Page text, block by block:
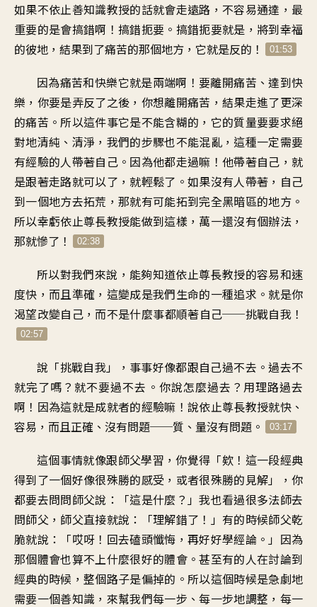
如果不依止善知識教授的話就會走遠路 ， 不容易通達 ， 最
重要的是會搞錯啊 ！搞錯扼要 。 搞錯扼要就是 ， 將到幸福
的彼地 ， 結果到了痛苦的那個地方 ， 它就是反的 ！ 01:53
因為痛苦和快樂它就是兩端啊 ！要離開痛苦、達到快
樂 ， 你要是弄反了之後 ， 你想離開痛苦 ，結果走進了更深
的痛苦 。所以這件事它是不能含糊的 ， 它的質量要要求絕
對地清純、清淨 ， 我們的步驟也不能混亂 ， 這種一定需要
有經驗的人帶著自己 。 因為他都走過嘛 ！他帶著自己 ，就
是跟著走路就可以了 ，就輕鬆了 。如果沒有人帶著 ， 自己
到一個地方去拓荒 ，那就有可能拓到完全黑暗區的地方 。
所以幸虧依止尊長教授能做到這樣 ， 萬一還沒有個辦法，
那就慘了 ！ 02:38
所以對我們來說 ， 能夠知道依止尊長教授的容易和速
度快，而且準確 ， 這變成是我們生命的一種追求 。就是你
渴望改變自己 ，而不是什麼事都順著自己──挑戰自我 ！
02:57
說「挑戰自我」， 事事好像都跟自己過不去 。過去不
就完了嗎 ？就不要過不去 。 你說怎麼過去 ？ 用理路過去
啊 ！ 因為這就是成就者的經驗嘛 ！說依止尊長教授就快、
容易 ， 而且正確、沒有問題──質、量沒有問題 。 03:17
這個事情就像跟師父學習 ，你覺得「欸 ！ 這一段經典
得到了一個好像很殊勝的感受 ， 或者很殊勝的見解」，你
都要去問問師父說 ：「這是什麼 ？」我也看過很多法師去
問師父 ， 師父直接就說：「理解錯了 ！」 有的時候師父乾
脆就說 ：「哎呀！回去磕頭懺悔 ，再好好學經論 。」 因為
那個體會也算不上什麼很好的體會 。甚至有的人在討論到
經典的時候 ，整個路子是偏掉的 。所以這個時候是急劇地
需要一個善知識 ， 來幫我們每一步、每一步地調整 ， 每一